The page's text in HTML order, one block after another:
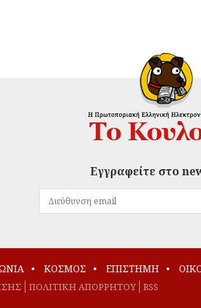
Εγγραφείτε στο
ΚΟΣΜΟΣ ΕΠΙΣΤΗΜΗ
ΠΟΛΙΤΙΚΗ ΑΠΟΡΡΗΤΟΥ RSS